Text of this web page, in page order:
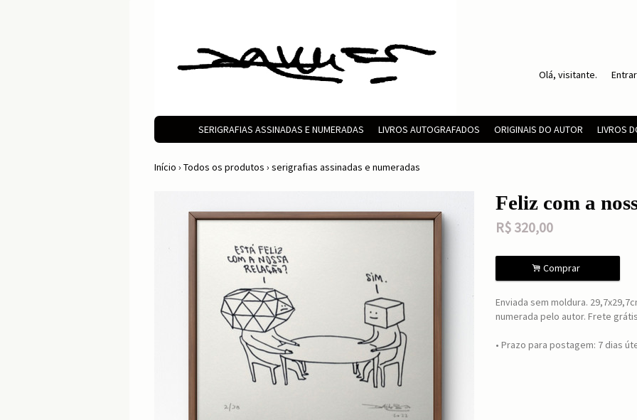
Olá, visitante. Entrar
SERIGRAFIAS ASSINADAS E NUMERADAS LIVROS AUTOGRAFADOS ORIGINAIS DO AUTOR LIVROS
Início › Todos os produtos › serigrafias assinadas e numeradas
Feliz com a
R$ 320,00
. Comprar
Enviada sem moldura.
numerada pelo autor. Frete
• Prazo para postagem: 7 dias